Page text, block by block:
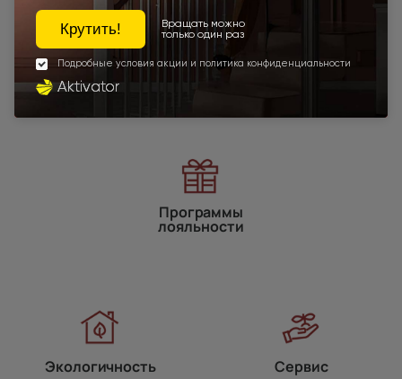
Наши преимущества
Программы
лояльности
Экологичность Сервис